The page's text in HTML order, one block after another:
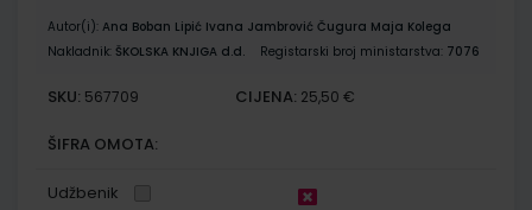
Autor(i): Ana Boban Lipić Ivana Jambrović Čugura Maja Kolega
Nakladnik: ŠKOLSKA KNJIGA d.d. Registarski broj ministarstva: 7076
SKU: 567709 CIJENA: 25,50 €
ŠIFRA OMOTA:
Udžbenik